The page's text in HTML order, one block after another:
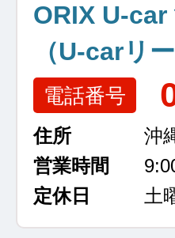
ORIX U-
（U-carリ
電話番号
住所
沖
営業時間
定休日
土